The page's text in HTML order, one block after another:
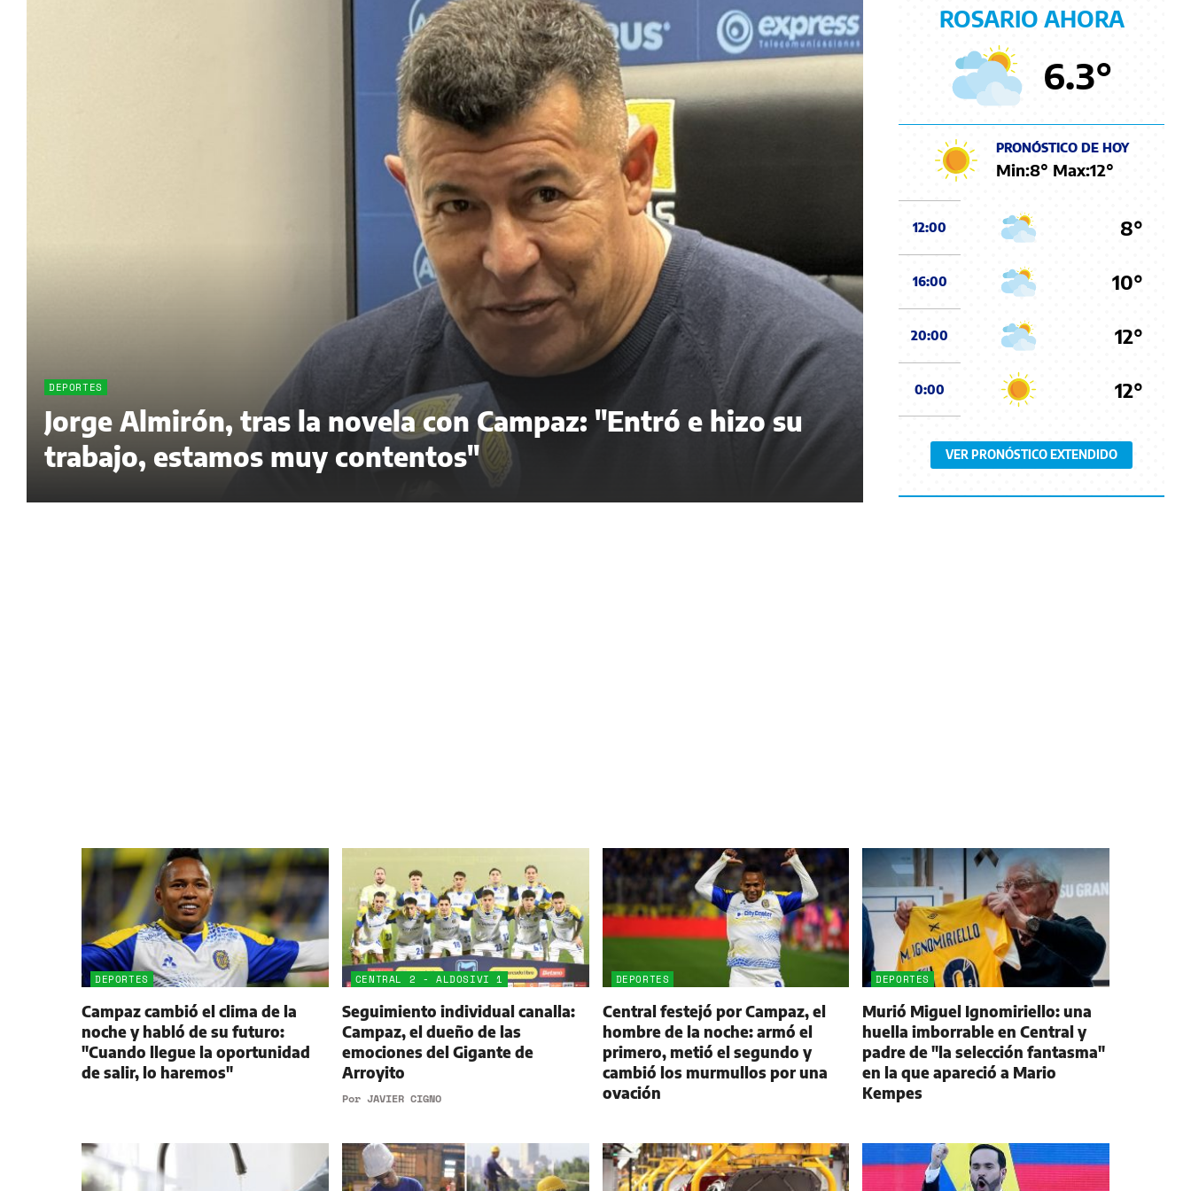
DEPORTES
Jorge Almirón, tras la novela con Campaz: "Entró e hizo su
trabajo, estamos muy contentos"
ROSARIO AHORA
6.3°
PRONÓSTICO DE HOY
Min:8° Max:12°
12:00 8°
16:00 10°
20:00 12°
0:00 12°
VER PRONÓSTICO EXTENDIDO
DEPORTES
Campaz cambió el clima de la
noche y habló de su futuro:
"Cuando llegue la oportunidad
de salir, lo haremos"
CENTRAL 2 - ALDOSIVI 1
Seguimiento individual canalla:
Campaz, el dueño de las
emociones del Gigante de
Arroyito
Por JAVIER CIGNO
DEPORTES
Central festejó por Campaz, el
hombre de la noche: armó el
primero, metió el segundo y
cambió los murmullos por una
ovación
DEPORTES
Murió Miguel Ignomiriello: una
huella imborrable en Central y
padre de "la selección fantasma"
en la que apareció a Mario
Kempes